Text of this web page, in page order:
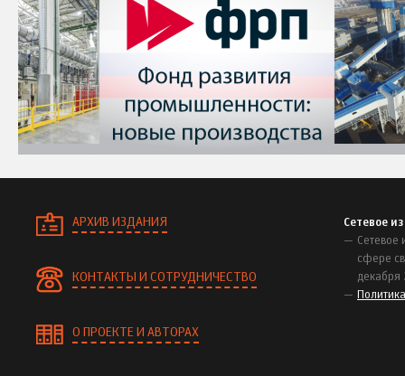
АРХИВ ИЗДАНИЯ
КОНТАКТЫ И СОТРУДНИЧЕСТВО
О ПРОЕКТЕ И АВТОРАХ
Сетевое
Сетевое
сфере
декабря